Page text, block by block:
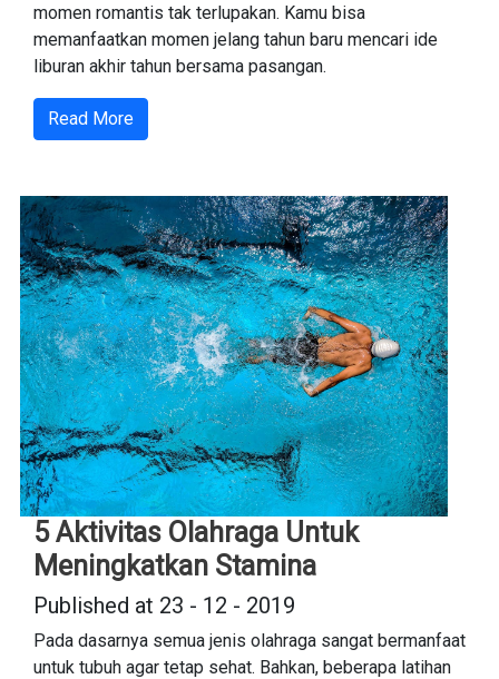
momen romantis tak terlupakan. Kamu bisa
memanfaatkan momen jelang tahun baru mencari ide
liburan akhir tahun bersama pasangan.
Read More
5 Aktivitas Olahraga Untuk
Meningkatkan Stamina
Published at 23 - 12 - 2019
Pada dasarnya semua jenis olahraga sangat bermanfaat
untuk tubuh agar tetap sehat. Bahkan, beberapa latihan